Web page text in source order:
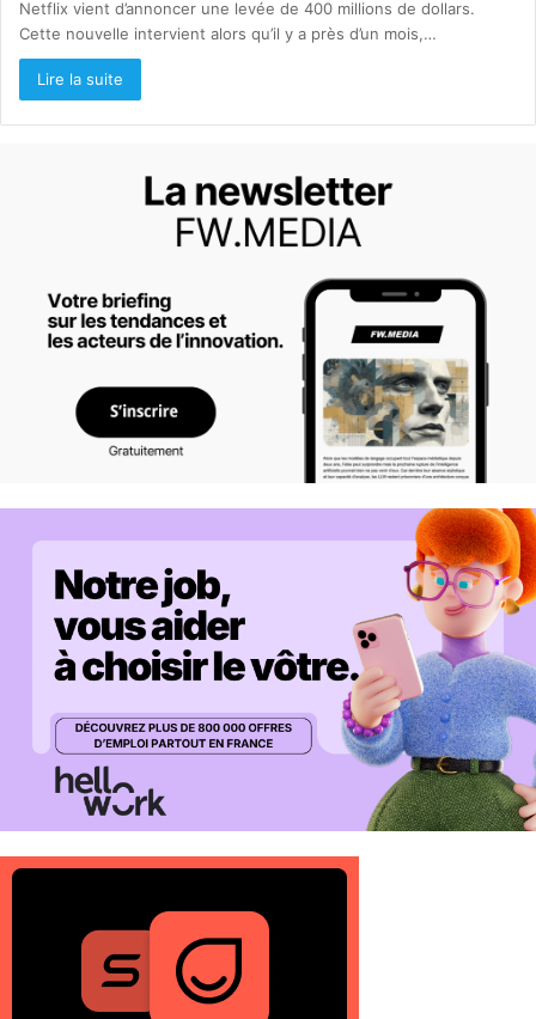
Netflix vient d’annoncer une levée de 400 millions de dollars.
Cette nouvelle intervient alors qu’il y a près d’un mois,…
Lire la suite